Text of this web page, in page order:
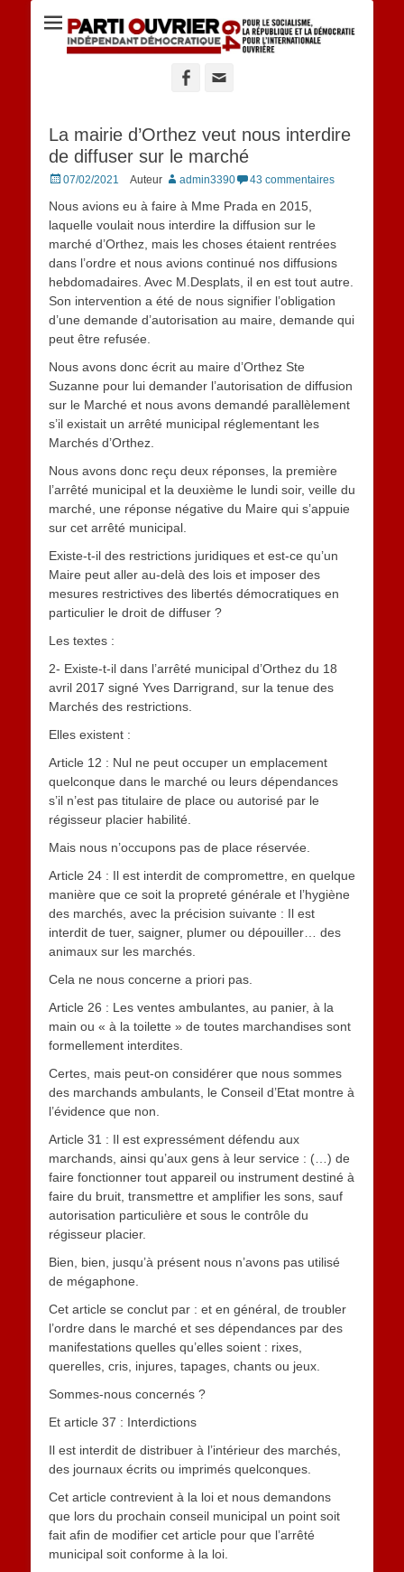
Site du POID 64
Facebook
La mairie d’Orthez veut nous interdire
de diffuser sur le marché
Posted
07/02/2021 Auteur admin3390 43 commentaires
Nous avions eu à faire à Mme Prada en 2015,
laquelle voulait nous interdire la diffusion sur le
marché d’Orthez, mais les choses étaient rentrées
dans l’ordre et nous avions continué nos diffusions
hebdomadaires. Avec M.Desplats, il en est tout autre.
Son intervention a été de nous signifier l’obligation
d’une demande d’autorisation au maire, demande qui
peut être refusée.
Nous avons donc écrit au maire d’Orthez Ste
Suzanne pour lui demander l’autorisation de diffusion
sur le Marché et nous avons demandé parallèlement
s’il existait un arrêté municipal réglementant les
Marchés d’Orthez.
Nous avons donc reçu deux réponses, la première
l’arrêté municipal et la deuxième le lundi soir, veille du
marché, une réponse négative du Maire qui s’appuie
sur cet arrêté municipal.
Existe-t-il des restrictions juridiques et est-ce qu’un
Maire peut aller au-delà des lois et imposer des
mesures restrictives des libertés démocratiques en
particulier le droit de diffuser ?
Les textes :
2- Existe-t-il dans l’arrêté municipal d’Orthez du 18
avril 2017 signé Yves Darrigrand, sur la tenue des
Marchés des restrictions.
Elles existent :
Article 12 : Nul ne peut occuper un emplacement
quelconque dans le marché ou leurs dépendances
s’il n’est pas titulaire de place ou autorisé par le
régisseur placier habilité.
Mais nous n’occupons pas de place réservée.
Article 24 : Il est interdit de compromettre, en quelque
manière que ce soit la propreté générale et l’hygiène
des marchés, avec la précision suivante : Il est
interdit de tuer, saigner, plumer ou dépouiller… des
animaux sur les marchés.
Cela ne nous concerne a priori pas.
Article 26 : Les ventes ambulantes, au panier, à la
main ou « à la toilette » de toutes marchandises sont
formellement interdites.
Certes, mais peut-on considérer que nous sommes
des marchands ambulants, le Conseil d’Etat montre à
l’évidence que non.
Article 31 : Il est expressément défendu aux
marchands, ainsi qu’aux gens à leur service : (…) de
faire fonctionner tout appareil ou instrument destiné à
faire du bruit, transmettre et amplifier les sons, sauf
autorisation particulière et sous le contrôle du
régisseur placier.
Bien, bien, jusqu’à présent nous n’avons pas utilisé
de mégaphone.
Cet article se conclut par : et en général, de troubler
l’ordre dans le marché et ses dépendances par des
manifestations quelles qu’elles soient : rixes,
querelles, cris, injures, tapages, chants ou jeux.
Sommes-nous concernés ?
Et article 37 : Interdictions
Il est interdit de distribuer à l’intérieur des marchés,
des journaux écrits ou imprimés quelconques.
Cet article contrevient à la loi et nous demandons
que lors du prochain conseil municipal un point soit
fait afin de modifier cet article pour que l’arrêté
municipal soit conforme à la loi.